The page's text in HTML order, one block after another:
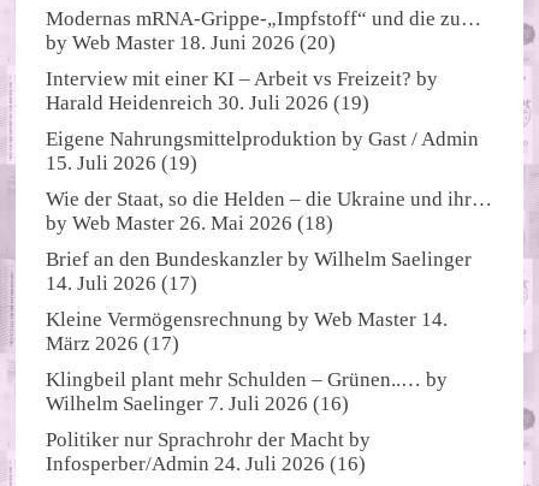
Modernas mRNA-Grippe-„Impfstoff“ und die zu…
byWeb Master 18. Juni 2026 (20)
Interview mit einer KI – Arbeit vs Freizeit? by
Harald Heidenreich 30. Juli 2026 (19)
Eigene Nahrungsmittelproduktion byGast / Admin
15. Juli 2026 (19)
Wie der Staat, so die Helden – die Ukraine und ihr…
byWeb Master 26. Mai 2026 (18)
Brief an den Bundeskanzler byWilhelm Saelinger
14. Juli 2026 (17)
Kleine Vermögensrechnung byWeb Master 14.
März 2026 (17)
Klingbeil plant mehr Schulden – Grünen..… by
Wilhelm Saelinger 7. Juli 2026 (16)
Politiker nur Sprachrohr der Macht by
Infosperber/Admin 24. Juli 2026 (16)